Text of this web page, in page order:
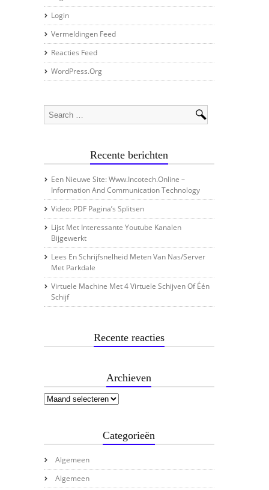
Login
Vermeldingen Feed
Reacties Feed
WordPress.org
Recente berichten
Een Nieuwe Site: Www.incotech.online –
Information And Communication Technology
Video: PDF Pagina’s Splitsen
Lijst Met Interessante Youtube Kanalen
Bijgewerkt
Lees En Schrijfsnelheid Meten Van Nas/server
Met Parkdale
Virtuele Machine Met 4 Virtuele Schijven Of Één
Schijf
Recente reacties
Archieven
Categorieën
Algemeen
Algemeen